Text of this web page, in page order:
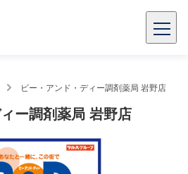
ビー・アンド・ディー調剤薬局 岩野店
ー調剤薬局 岩野店